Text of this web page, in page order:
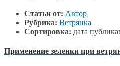
Статьи от: Автор
Рубрика: Ветрянка
Сортировка: дата
Применение зеленки при